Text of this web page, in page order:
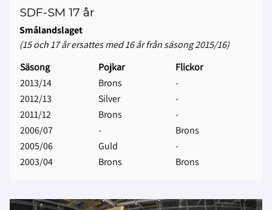
SDF-SM 17 år
Smålandslaget
(15 och 17 år ersattes med 16 år från säsong 2015/16)
Säsong
Pojkar
Flickor
2013/14
Brons
-
2012/13
Silver
-
2011/12
Brons
-
2006/07
-
Brons
2005/06
Guld
-
2003/04
Brons Brons